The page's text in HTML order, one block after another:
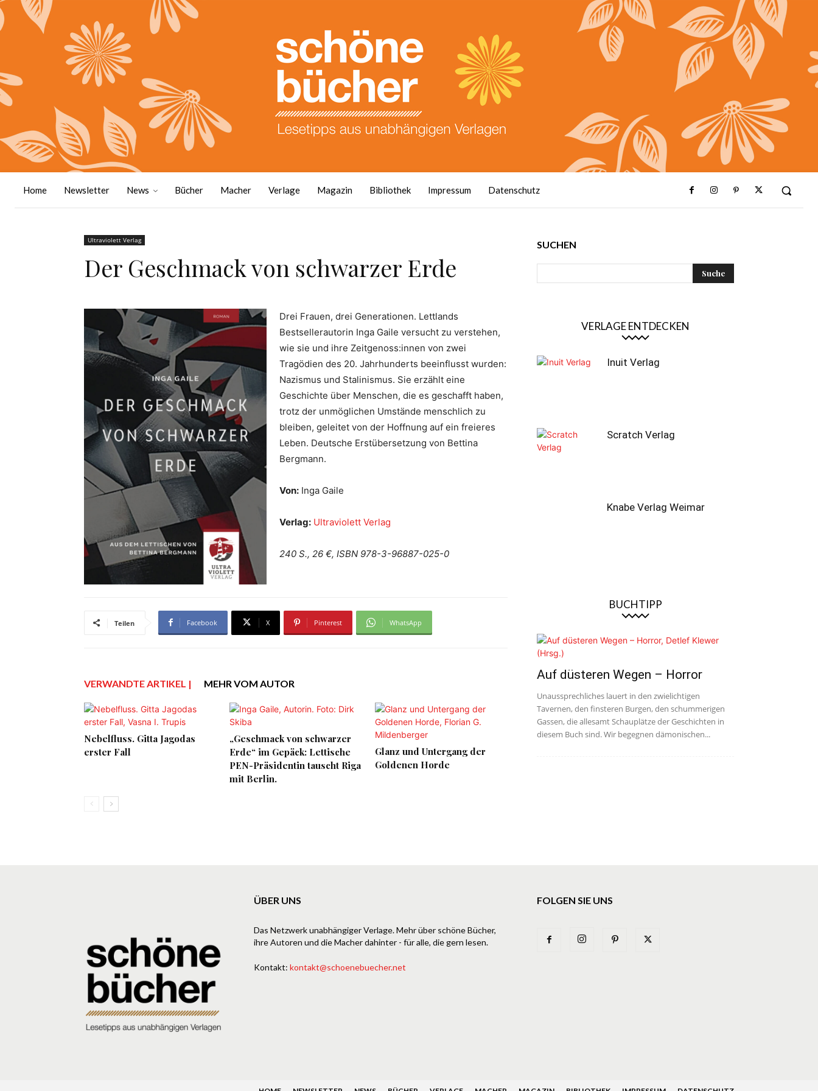
Home Newsletter News Bücher Macher Verlage Magazin Bibliothek Impressum Datenschutz
Ultraviolett Verlag
Der Geschmack von schwarzer Erde
Drei Frauen, drei Generationen. Lettlands
Bestsellerautorin Inga Gaile versucht zu verstehen,
wie sie und ihre Zeitgenoss:innen von zwei
Tragödien des 20. Jahrhunderts beeinflusst wurden:
Nazismus und Stalinismus. Sie erzählt eine
Geschichte über Menschen, die es geschafft haben,
trotz der unmöglichen Umstände menschlich zu
bleiben, geleitet von der Hoffnung auf ein freieres
Leben. Deutsche Erstübersetzung von Bettina
Bergmann.
Von: Inga Gaile
Verlag: Ultraviolett Verlag
240 S., 26 €, ISBN 978-3-96887-025-0
Teilen Facebook X Pinterest WhatsApp
VERWANDTE ARTIKEL | MEHR VOM AUTOR
Nebelfluss. Gitta Jagodas
erster Fall
„Geschmack von schwarzer
Erde“ im Gepäck: Lettische
PEN-Präsidentin tauscht Riga
mit Berlin.
Glanz und Untergang der
Goldenen Horde
SUCHEN
VERLAGE ENTDECKEN
Inuit Verlag
Scratch Verlag
Knabe Verlag Weimar
BUCHTIPP
Auf düsteren Wegen – Horror
Unaussprechliches lauert in den zwielichtigen
Tavernen, den finsteren Burgen, den schummerigen
Gassen, die allesamt Schauplätze der Geschichten in
diesem Buch sind. Wir begegnen dämonischen...
ÜBER UNS
Das Netzwerk unabhängiger Verlage. Mehr über schöne Bücher,
ihre Autoren und die Macher dahinter - für alle, die gern lesen.
Kontakt: kontakt@schoenebuecher.net
FOLGEN SIE UNS